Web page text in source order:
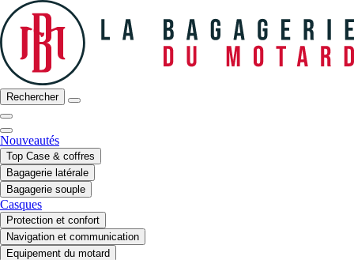
Rechercher
Nouveautés
Top Case & coffres
Bagagerie latérale
Bagagerie souple
Casques
Protection et confort
Navigation et communication
Equipement du motard